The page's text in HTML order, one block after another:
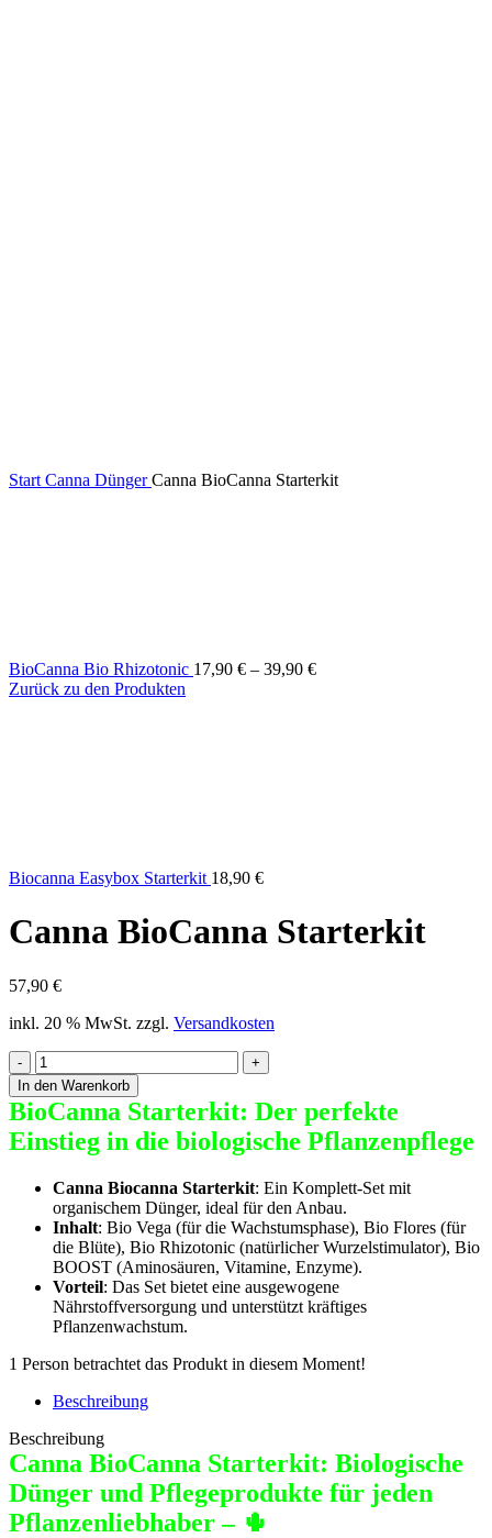
Start Canna DüngerCanna BioCanna Starterkit
BioCanna Bio Rhizotonic 17,90 € – 39,90 €
Zurück zu den Produkten
Biocanna Easybox Starterkit 18,90 €
Canna BioCanna Starterkit
57,90 €
inkl. 20 % MwSt. zzgl. Versandkosten
Canna
BioCanna
Starterkit
Menge
In den Warenkorb
BioCanna Starterkit: Der perfekte
Einstieg in die biologische Pflanzenpflege
Canna Biocanna Starterkit: Ein Komplett-Set mit
organischem Dünger, ideal für den Anbau.
Inhalt: Bio Vega (für die Wachstumsphase), Bio Flores (für
die Blüte), Bio Rhizotonic (natürlicher Wurzelstimulator), Bio
BOOST (Aminosäuren, Vitamine, Enzyme).
Vorteil: Das Set bietet eine ausgewogene
Nährstoffversorgung und unterstützt kräftiges
Pflanzenwachstum.
1 Person betrachtet das Produkt in diesem Moment!
Beschreibung
Beschreibung
Canna BioCanna Starterkit: Biologische
Dünger und Pflegeprodukte für jeden
Pflanzenliebhaber – 🌵